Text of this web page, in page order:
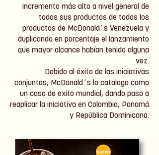
incremento más alto a nivel general de
todos sus productos de todos los
productos de McDonald`s Venezuela y
duplicando en porcentaje el lanzamiento
que mayor alcance habían tenido alguna
vez.
Debido al éxito de las iniciativas
conjuntas, McDonald´s lo cataloga como
un caso de exito mundial, dando paso a
reaplicar la iniciativa en Colombia, Panamá
y República Dominicana.